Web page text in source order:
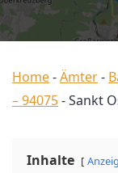
Home-Ämter-
– 94075-Sankt
Inhalte